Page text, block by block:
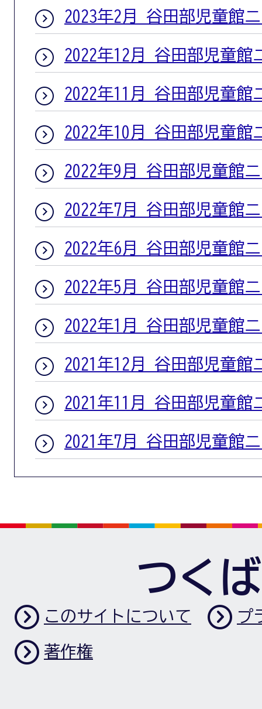
2023年2月 谷田部児童館
2022年12月 谷田部児童館
2022年11月 谷田部児童館
2022年10月 谷田部児童館
2022年9月 谷田部児童館
2022年7月 谷田部児童館
2022年6月 谷田部児童館
2022年5月 谷田部児童館
2022年1月 谷田部児童館
2021年12月 谷田部児童館
2021年11月 谷田部児童館
2021年7月 谷田部児童館
つく
このサイトについて プ
著作権